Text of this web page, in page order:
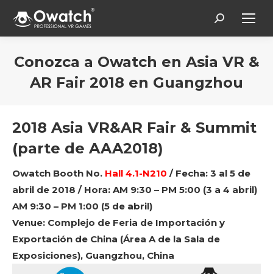
Search:
Conozca a Owatch en Asia VR &
AR Fair 2018 en Guangzhou
2018 Asia VR&AR Fair & Summit
(parte de AAA2018)
Owatch Booth No. Hall 4.1-N210 / Fecha: 3 al 5 de
abril de 2018 / Hora: AM 9:30 – PM 5:00 (3 a 4 abril)
AM 9:30 – PM 1:00 (5 de abril)
Venue: Complejo de Feria de Importación y
Exportación de China (Área A de la Sala de
Exposiciones), Guangzhou, China